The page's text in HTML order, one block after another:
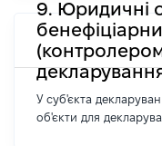
9. Юридичні
У суб'єкта
об'єкти для